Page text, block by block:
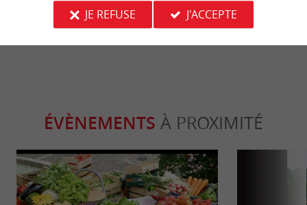
6,2 km - Floirac
ÉVÈNEMENTS À PROXIMITÉ
JE REFUSE
J'ACCEPTE